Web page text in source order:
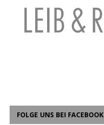
FOLGE UNS BEI FACEBOOK